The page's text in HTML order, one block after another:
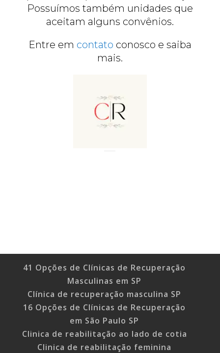
Possuímos também unidades que
aceitam alguns convênios.
Entre em contato conosco e saiba
mais.
41 Opções de Clínicas de Recuperação
Masculinas em SP
Clínica de recuperação masculina SP
16 Opções de Clínicas de Recuperação
em São Paulo SP
Clinica de reabilitação ao lado de cotia
Clinica de reabilitação feminina